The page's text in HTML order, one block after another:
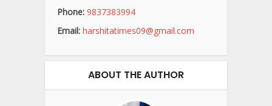
Phone: 9837383994
Email: harshitatimes09@gmail.com
ABOUT THE AUTHOR